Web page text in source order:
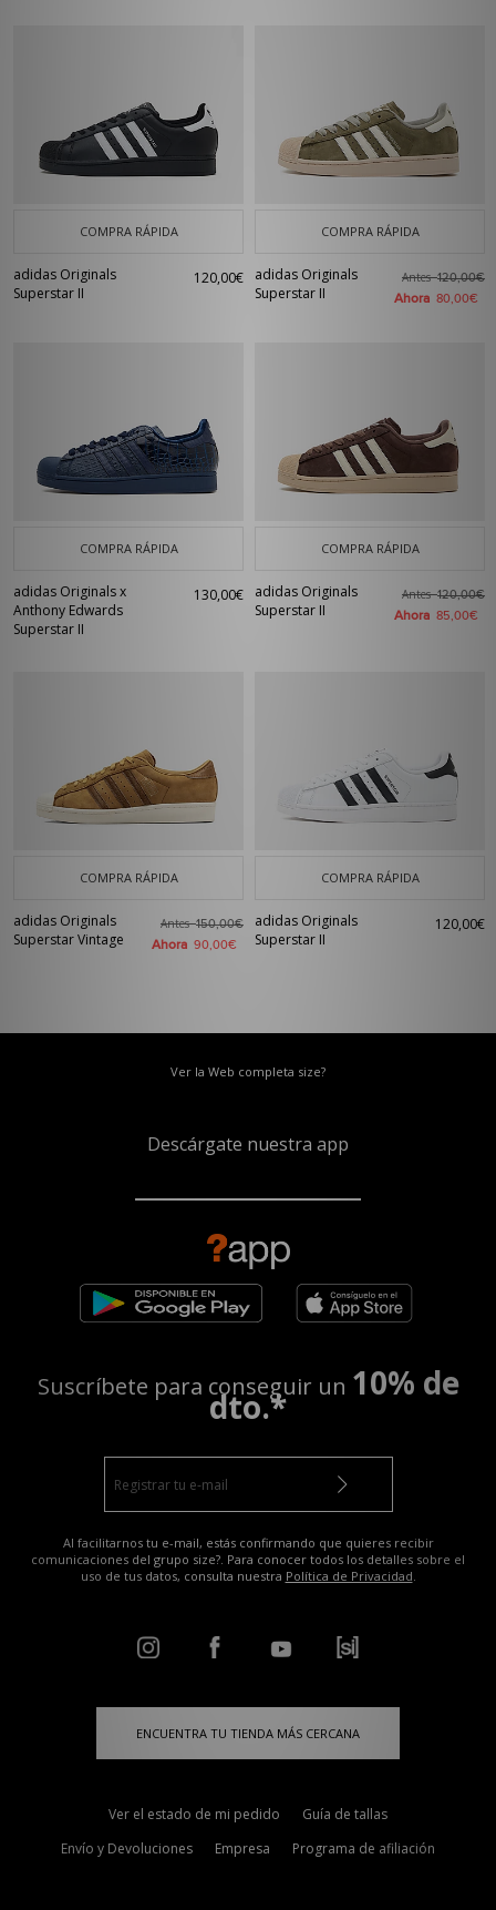
COMPRA RÁPIDA
adidas Originals
Superstar II
120,00€
COMPRA RÁPIDA
adidas Originals
Superstar II
Antes120,00€
Ahora 80,00€
COMPRA RÁPIDA
adidas Originals x
Anthony Edwards
Superstar II
130,00€
COMPRA RÁPIDA
adidas Originals
Superstar II
Antes120,00€
Ahora 85,00€
COMPRA RÁPIDA
adidas Originals
Superstar Vintage
Antes150,00€
Ahora 90,00€
COMPRA RÁPIDA
adidas Originals
Superstar II
120,00€
Ver la Web completa size?
Descárgate nuestra app
Suscríbete para conseguir un 10% de
dto.*
Al facilitarnos tu e-mail, estás confirmando que quieres recibir
comunicaciones del grupo size?. Para conocer todos los detalles sobre el
uso de tus datos, consulta nuestra Política de Privacidad.
ENCUENTRA TU TIENDA MÁS CERCANA
Ver el estado de mi pedido
Guía de tallas
Envío y Devoluciones
Empresa Programa de afiliación